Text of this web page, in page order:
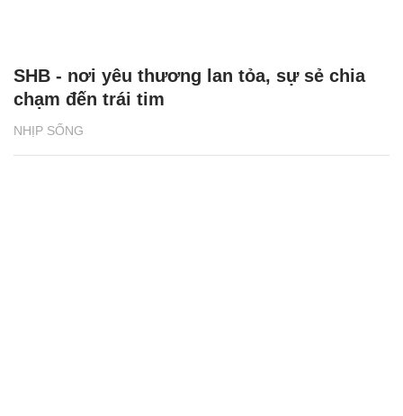
NHỊP SỐNG
SHB - nơi yêu thương lan tỏa, sự sẻ chia
chạm đến trái tim